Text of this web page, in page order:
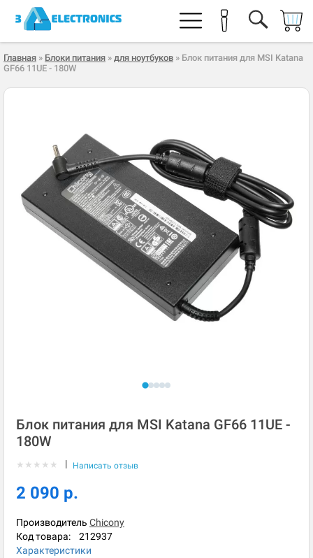
Главная » Блоки питания » для ноутбуков » Блок питания для MSI Katana
GF66 11UE - 180W
Блок питания для MSI Katana GF66 11UE -
180W
★ ★ ★ ★ ★ | Написать отзыв
2 090 р.
Производитель Chicony
Код товара: 212937
Характеристики